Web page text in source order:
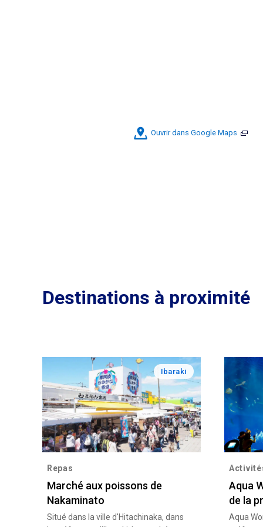
Ouvrir dans Google Maps
Destinations à proximité
Ibaraki
Repas
Marché aux poissons de
Nakaminato
Situé dans la ville d'Hitachinaka, dans
Aqua
de la
Aqua